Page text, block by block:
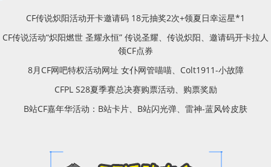
CF传说炽阳活动开卡邀请码 18元抽奖2次+领夏日幸运星*1
CF传说活动“炽阳燃世 圣耀永恒” 传说圣耀、传说炽阳、邀请码开卡拉人
领CF点券
8月CF网吧特权活动网址 女仆网管喵喵、Colt1911-小故障
CFPL S28夏季赛总决赛购票活动、购票奖励
B站CF嘉年华活动：B站卡片、B站闪光弹、雷神-蓝风铃皮肤